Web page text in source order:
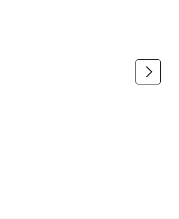
n'est pas disponible pour le moment.)